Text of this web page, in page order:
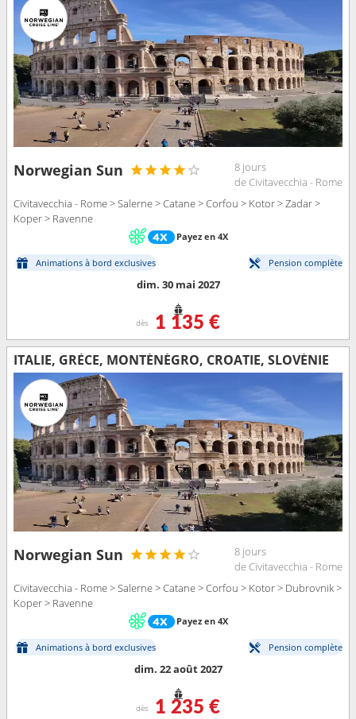
Norwegian Sun
8 jours
de Civitavecchia - Rome
Civitavecchia - Rome > Salerne > Catane > Corfou > Kotor > Zadar >
Koper > Ravenne
Payez en 4X
Animations à bord exclusives Pension complète
dim. 30 mai 2027
dès 1 135 €
ITALIE, GRÈCE, MONTÉNÉGRO, CROATIE, SLOVÉNIE
Norwegian Sun
8 jours
de Civitavecchia - Rome
Civitavecchia - Rome > Salerne > Catane > Corfou > Kotor > Dubrovnik >
Koper > Ravenne
Payez en 4X
Animations à bord exclusives Pension complète
dim. 22 août 2027
dès 1 235 €